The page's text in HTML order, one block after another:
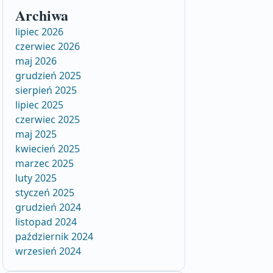
Archiwa
lipiec 2026
czerwiec 2026
maj 2026
grudzień 2025
sierpień 2025
lipiec 2025
czerwiec 2025
maj 2025
kwiecień 2025
marzec 2025
luty 2025
styczeń 2025
grudzień 2024
listopad 2024
październik 2024
wrzesień 2024